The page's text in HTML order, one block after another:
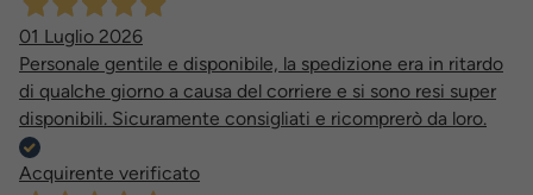
01 Luglio 2026
Personale gentile e disponibile, la spedizione era in ritardo
di qualche giorno a causa del corriere e si sono resi super
disponibili. Sicuramente consigliati e ricomprerò da loro.
Acquirente verificato